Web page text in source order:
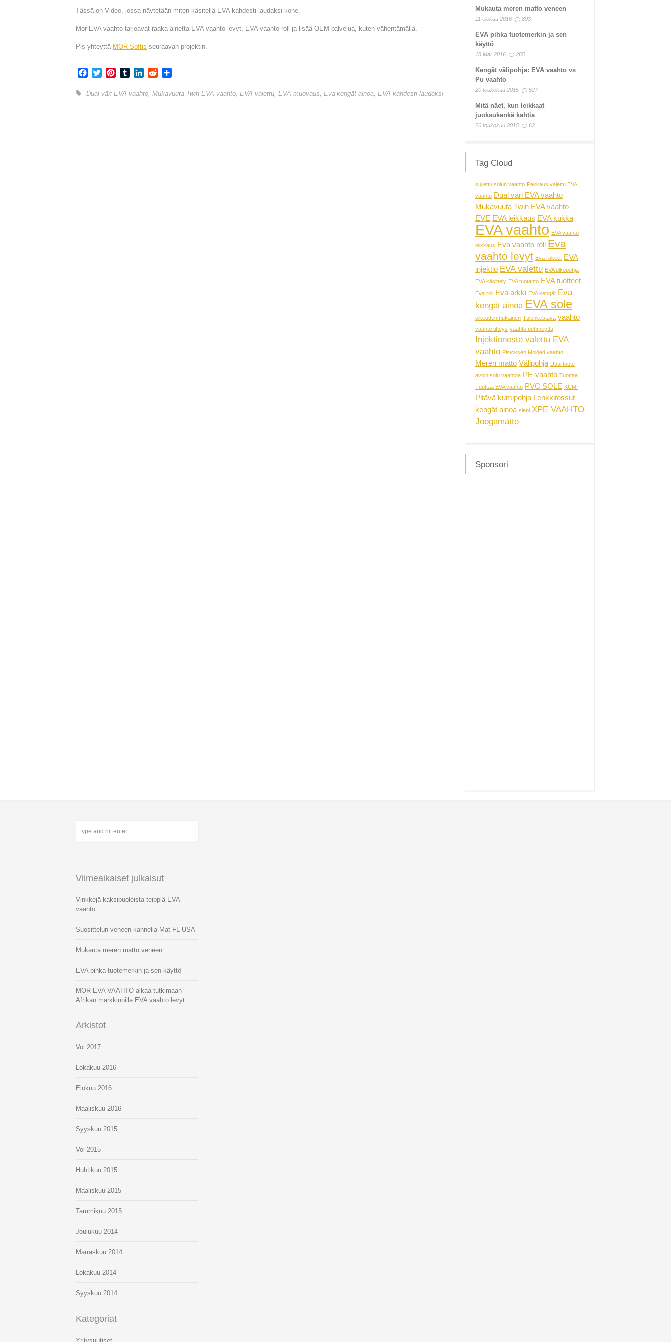
Tässä on Video, jossa näytetään miten käsitellä EVA kahdesti laudaksi kone.
Mor EVA vaahto tarjoavat raaka-ainetta EVA vaahto levyt, EVA vaahto roll ja lisää OEM-palvelua, kuten vähentämällä.
Pls yhteyttä MOR Softis seuraavan projektin.
Facebook
TwitterPinterestTumblrLinkedInReddit
Dual väri EVA vaahto, Mukavuuta Twin EVA vaahto, EVA valettu, EVA muovaus, Eva kengät ainoa, EVA kahdesti laudaksi
Mukauta meren matto veneen
11 elokuu 2016 803
EVA pihka tuotemerkin ja sen
käyttö
18 Mar 2016 265
Kengät välipohja: EVA vaahto vs
Pu vaahto
20 toukokuu 2015 527
Mitä näet, kun leikkaat
juoksukenkä kahtia
20 toukokuu 2015 62
Tag Cloud
suljettu solun vaahto Pakkaus valettu EVA
vaahto Dual väri EVA vaahto
Mukavuuta Twin EVA vaahto
EVE EVA leikkaus EVA kukka
EVA vaahto EVA vaahto
leikkaus Eva vaahto roll
Eva
vaahto levyt Eva rakeet EVA
injektio EVA valettu EVA ulkopohja
EVA käsittely EVA tuotanto EVA tuotteet
Eva roll Eva arkki EVA kengät Eva
kengät ainoa EVA sole
oikeudenmukainen Tulenkestävä vaahto
vaahto tiheys vaahto pehmeyttä
Injektioneste valettu EVA
vaahto Pistoksen Molded vaahto
Meren matto Välipohja Uusi tuote
avoin solu vaahtoa PE-vaahto Tuottaa
Tuottaa EVA vaahto PVC SOLE KUMI
Pitävä kumipohja Lenkkitossut
kengät ainoa sieni XPE VAAHTO
Joogamatto
Sponsori
Viimeaikaiset julkaisut
Vinkkejä kaksipuoleista teippiä EVA
vaahto
Suosittelun veneen kannella Mat FL USA
Mukauta meren matto veneen
EVA pihka tuotemerkin ja sen käyttö
MOR EVA VAAHTO alkaa tutkimaan
Afrikan markkinoilla EVA vaahto levyt
Arkistot
Voi 2017
Lokakuu 2016
Elokuu 2016
Maaliskuu 2016
Syyskuu 2015
Voi 2015
Huhtikuu 2015
Maaliskuu 2015
Tammikuu 2015
Joulukuu 2014
Marraskuu 2014
Lokakuu 2014
Syyskuu 2014
Kategoriat
Yritysuutiset